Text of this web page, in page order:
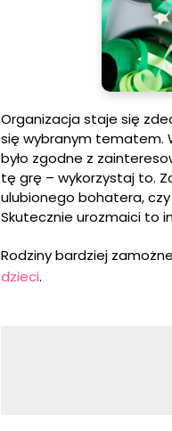
Organizacja staje się
się wybranym tematem.
było zgodne z
tę grę – wykorzystaj to.
ulubionego bohatera,
Skutecznie urozmaici to
Rodziny bardziej
dzieci.